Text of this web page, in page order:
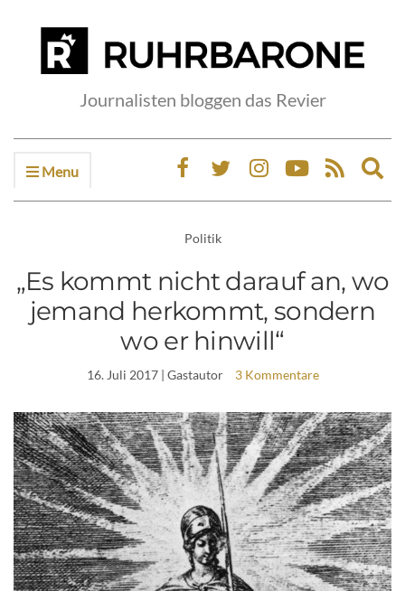
Journalisten bloggen das Revier
Menu
Politik
„Es kommt nicht darauf an, wo
jemand herkommt, sondern
wo er hinwill“
16. Juli 2017| Gastautor 3 Kommentare